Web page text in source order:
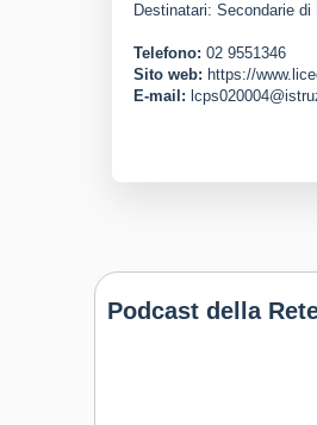
Destinatari: Secondarie di
Telefono: 02 9551346
Sito web: https://
E-mail:
Podcast della